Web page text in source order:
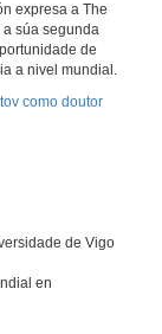
expresa a The
súa segunda
de
a nivel mundial.
como doutor
de Vigo
en